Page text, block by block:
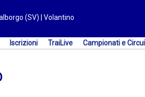
(SV) | Volantino
Iscrizioni TraiLive Campionati e